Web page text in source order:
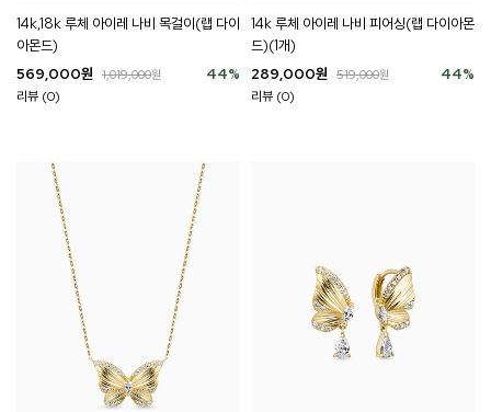
14k,18k 루체 아이레 나비 목걸이(랩 다이
아몬드)
44%
569,000원 1,019,000원
리뷰 (0)
14k 루체 아이레 나비 피어싱(랩 다이아몬
드)(1개)
44%
289,000원 519,000원
리뷰 (0)